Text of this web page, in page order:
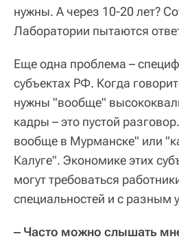
нужны. А через 10-20 лет?
Лаборатории пытаются
Еще одна проблема –
субъектах РФ. Когда
нужны "вообще"
кадры – это пустой
вообще в Мурманске" или
Калуге". Экономике этих
могут требоваться
специальностей и с разным
‒ Часто можно слышать